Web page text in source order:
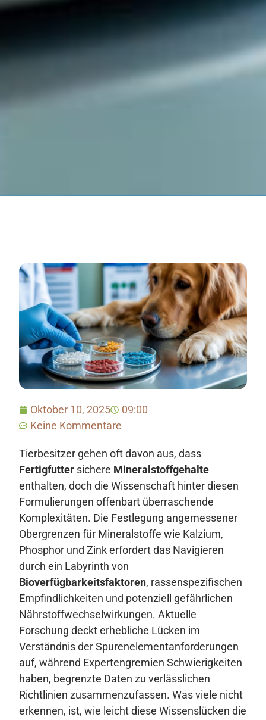
Oktober 10, 2025
09:00
Keine Kommentare
Tierbesitzer gehen oft davon aus, dass
Fertigfutter sichere Mineralstoffgehalte
enthalten, doch die Wissenschaft hinter diesen
Formulierungen offenbart überraschende
Komplexitäten. Die Festlegung angemessener
Obergrenzen für Mineralstoffe wie Kalzium,
Phosphor und Zink erfordert das Navigieren
durch ein Labyrinth von
Bioverfügbarkeitsfaktoren, rassenspezifischen
Empfindlichkeiten und potenziell gefährlichen
Nährstoffwechselwirkungen. Aktuelle
Forschung deckt erhebliche Lücken im
Verständnis der Spurenelementanforderungen
auf, während Expertengremien Schwierigkeiten
haben, begrenzte Daten zu verlässlichen
Richtlinien zusammenzufassen. Was viele nicht
erkennen, ist, wie leicht diese Wissenslücken die